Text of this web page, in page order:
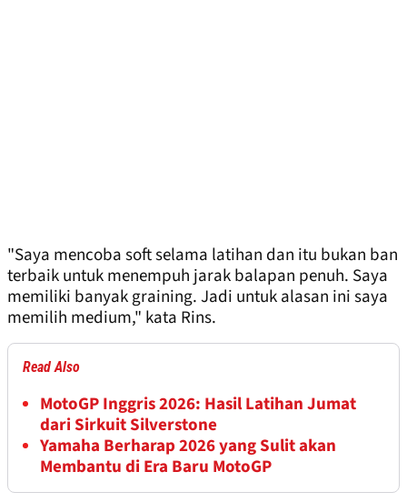
"Saya mencoba soft selama latihan dan itu bukan ban
terbaik untuk menempuh jarak balapan penuh. Saya
memiliki banyak graining. Jadi untuk alasan ini saya
memilih medium," kata Rins.
Read Also
MotoGP Inggris 2026: Hasil Latihan Jumat
dari Sirkuit Silverstone
Yamaha Berharap 2026 yang Sulit akan
Membantu di Era Baru MotoGP